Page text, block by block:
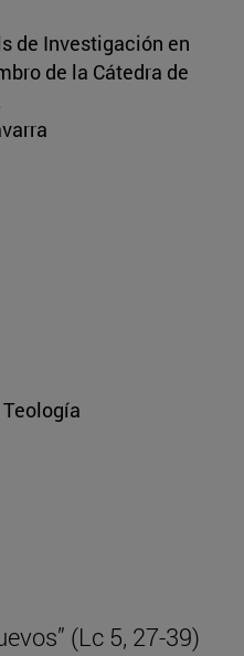
de Investigación en
de la Cátedra de
(Lc 5, 27-39)